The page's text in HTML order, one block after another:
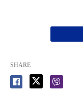
SHARE